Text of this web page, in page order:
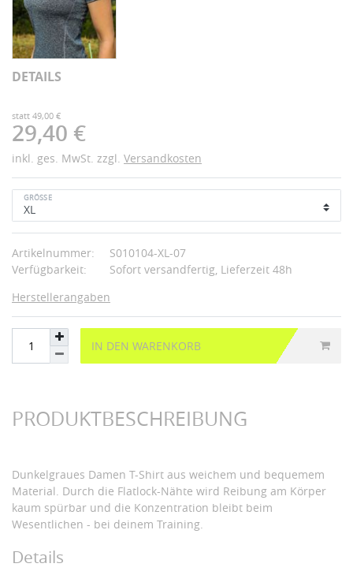
DETAILS
statt 49,00 €
29,40 €
inkl. ges. MwSt. zzgl. Versandkosten
GRÖSSE
Artikelnummer:
S010104-XL-07
Verfügbarkeit:
Sofort versandfertig, Lieferzeit 48h
Herstellerangaben
IN DEN WARENKORB
PRODUKTBESCHREIBUNG
Dunkelgraues Damen T-Shirt aus weichem und bequemem
Material. Durch die Flatlock-Nähte wird Reibung am Körper
kaum spürbar und die Konzentration bleibt beim
Wesentlichen - bei deinem Training.
Details